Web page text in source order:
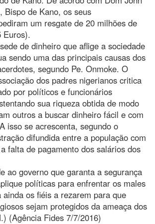
Bispo de Kano, os seus
um resgate de 20 milhões de
Euros).
de dinheiro que aflige a sociedade
sendo uma das principais causas dos
segundo Pe. Onmoke. O
dos padres nigerianos critica
por políticos e funcionários
sua riqueza obtida de modo
outros a buscar dinheiro fácil e com
isso se acrescenta, segundo o
difundida entre a população com
falta de pagamento dos salários dos
ao governo que garanta a segurança
políticas para enfrentar os males
os fiéis a rezarem para que
sejam protegidos da ameaça dos
(Agência Fides 7/7/2016)